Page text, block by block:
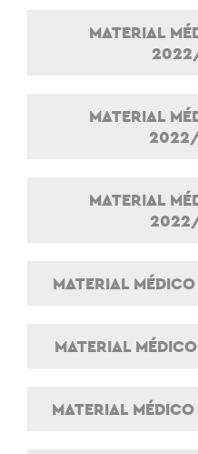
MATERIAL
MATERIAL
MATERIAL
MATERIAL
MATERIAL
MATERIAL